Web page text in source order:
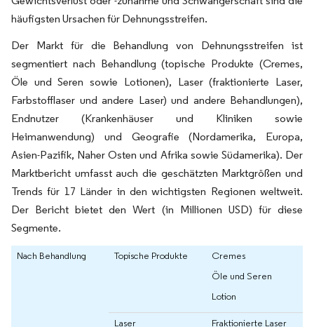
häufigsten Ursachen für Dehnungsstreifen.
Der Markt für die Behandlung von Dehnungsstreifen ist
segmentiert nach Behandlung (topische Produkte (Cremes,
Öle und Seren sowie Lotionen), Laser (fraktionierte Laser,
Farbstofflaser und andere Laser) und andere Behandlungen),
Endnutzer (Krankenhäuser und Kliniken sowie
Heimanwendung) und Geografie (Nordamerika, Europa,
Asien-Pazifik, Naher Osten und Afrika sowie Südamerika). Der
Marktbericht umfasst auch die geschätzten Marktgrößen und
Trends für 17 Länder in den wichtigsten Regionen weltweit.
Der Bericht bietet den Wert (in Millionen USD) für diese
Segmente.
Nach Behandlung Topische Produkte
Cremes
Öle und Seren
Lotion
Laser Fraktionierte Laser